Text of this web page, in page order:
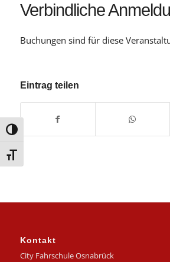
Umschalten auf hohe Kontraste
Schrift vergrößern
Verbindliche
Buchungen sind für diese
Eintrag teilen
Kontakt
City Fahrschule Osnabrück